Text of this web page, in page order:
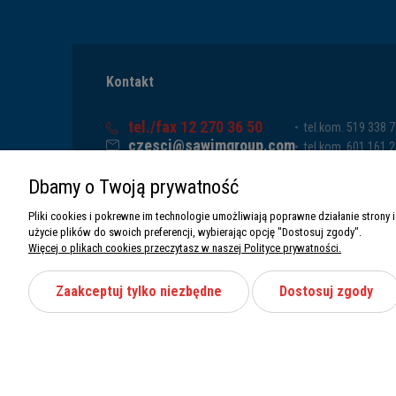
Kontakt
tel./fax 12 270 36 50
czesci@sawimgroup.com
32-080 Zabierzów
NIP: 5130284470
REGON: 5246591010
tel.kom. 519 338
tel.kom. 601 161
Dbamy o Twoją prywatność
Pliki cookies i pokrewne im technologie umożliwiają poprawne działanie
użycie plików do swoich preferencji, wybierając opcję "Dostosuj zgody".
Więcej o plikach cookies przeczytasz w naszej Polityce prywatności.
Zaakceptuj tylko niezbędne Dostosuj zgody